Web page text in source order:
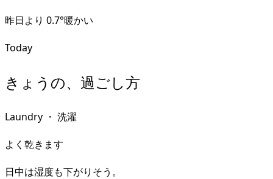
昨日より 0.7°暖かい
Today
きょうの、過ごし方
Laundry ・ 洗濯
よく乾きます
日中は湿度も下がりそう。